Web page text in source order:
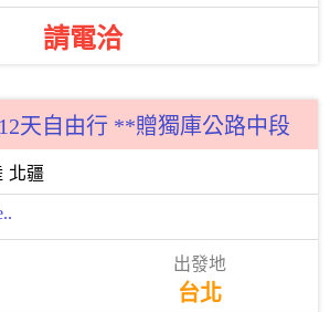
請電洽
天自由行 **贈獨庫公路中段
北疆
台北